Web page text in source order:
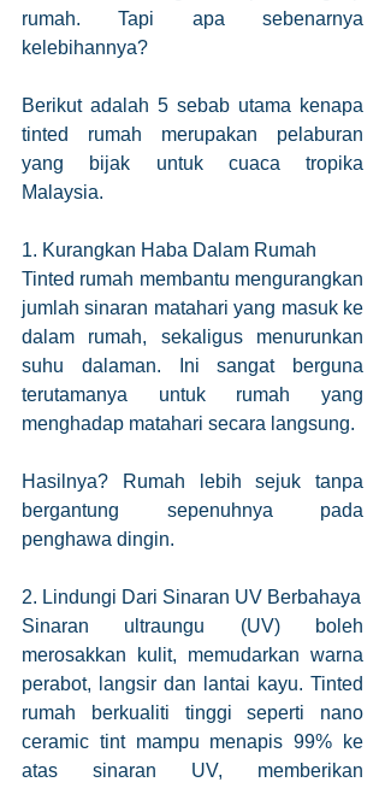
rumah. Tapi apa sebenarnya
kelebihannya?
Berikut adalah 5 sebab utama kenapa
tinted rumah merupakan pelaburan
yang bijak untuk cuaca tropika
Malaysia.
1. Kurangkan Haba Dalam Rumah
Tinted rumah membantu mengurangkan
jumlah sinaran matahari yang masuk ke
dalam rumah, sekaligus menurunkan
suhu dalaman. Ini sangat berguna
terutamanya untuk rumah yang
menghadap matahari secara langsung.
Hasilnya? Rumah lebih sejuk tanpa
bergantung sepenuhnya pada
penghawa dingin.
2. Lindungi Dari Sinaran UV Berbahaya
Sinaran ultraungu (UV) boleh
merosakkan kulit, memudarkan warna
perabot, langsir dan lantai kayu. Tinted
rumah berkualiti tinggi seperti nano
ceramic tint mampu menapis 99% ke
atas sinaran UV, memberikan